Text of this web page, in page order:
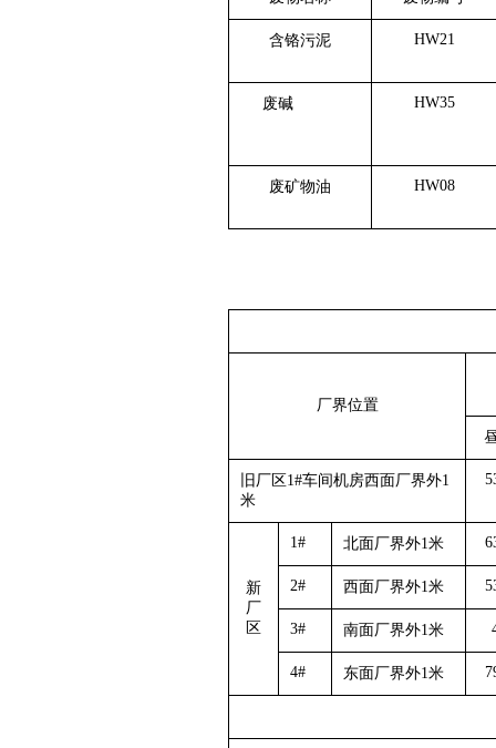
含铬污泥 HW21
废碱 HW35
废矿物油 HW08
厂界位置
旧厂区1#车间机房西面厂界外1
米
新
厂
区
1# 北面厂界外1米
2# 西面厂界外1米
3# 南面厂界外1米
4# 东面厂界外1米